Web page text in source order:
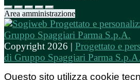
Area amministrazione
Copyright 2026 | Progettato e
di Gruppo Spaggiari Parma S.p.A.
Questo sito utilizza cookie